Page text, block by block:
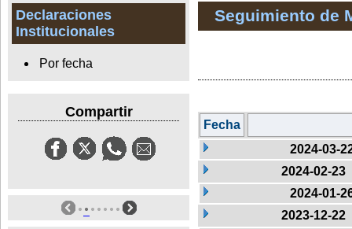
Declaraciones
Institucionales
Por fecha
Compartir
Seguimiento de
Fecha
2024-03-
2024-02-23
2024-01-
2023-12-22